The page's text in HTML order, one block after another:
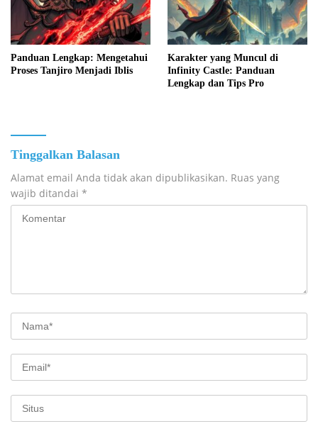
Panduan Lengkap: Mengetahui
Proses Tanjiro Menjadi Iblis
Karakter yang Muncul di
Infinity Castle: Panduan
Lengkap dan Tips Pro
Tinggalkan Balasan
Alamat email Anda tidak akan dipublikasikan. Ruas yang
wajib ditandai *